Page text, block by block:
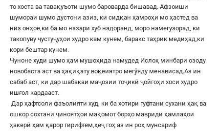
то хоста ва тавақуъоти шумо бароварда бишавад. Афзоиши
шумораи шумо дустони азиз, ки сидқан ҳамроҳи мо ҳастед ва
низ онҳое,ки ба мо назари хуб надоранд, моро намегузорад, ки
такопуву ҷустуҷуҳои худро кам кунем, баракс таҳрик медиҳад,ки
кори бештар кунем.
Чуноне худи шумо ҳам мушоҳида намудед Ислоҳ минбари озоду
новобаста аст ва ҳақиқату воқеиятро мегӯяду менависад.Аз ин
сабаб аст, ки дар шабакаи маҷозии тоҷикӣ ҷойгоҳи хоси худро
ишғол кардааст.
Дар ҳафтсоли фаъолияти худ, ки ба хотири гуфтани сухани ҳақ ва
ошкор сохтани ҷиноятҳои мақомот борҳо мавриди ҳамлаҳои
ҳакерӣ ҳам қарор гирифтем,ҳеҷ гоҳ аз ин роҳ мунсариф